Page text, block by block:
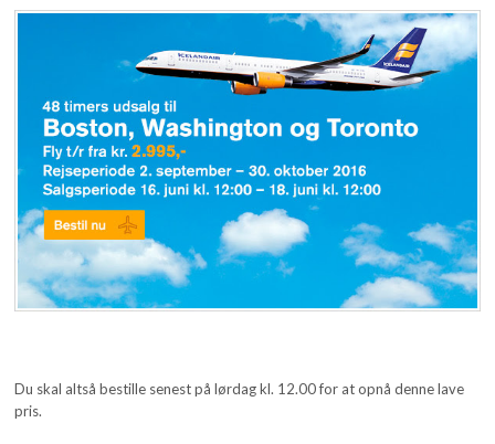
Du skal altså bestille senest på lørdag kl. 12.00 for at opnå denne lave
pris.